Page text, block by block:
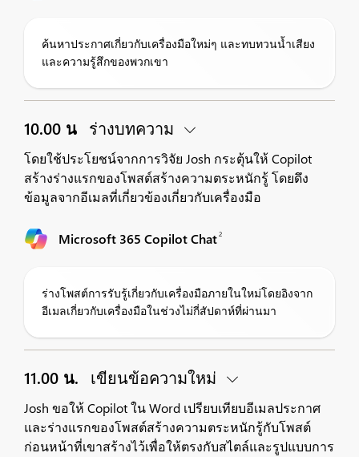
ค้นหาประกาศเกี่ยวกับเครื่องมือใหม่ๆ และทบทวนน้ำเสียง
และความรู้สึกของพวกเขา
10.00 น ร่างบทความ
โดยใช้ประโยชน์จากการวิจัย Josh กระตุ้นให้ Copilot
สร้างร่างแรกของโพสต์สร้างความตระหนักรู้ โดยดึง
ข้อมูลจากอีเมลที่เกี่ยวข้องเกี่ยวกับเครื่องมือ
Microsoft 365 Copilot Chat2
ร่างโพสต์การรับรู้เกี่ยวกับเครื่องมือภายในใหม่โดยอิงจาก
อีเมลเกี่ยวกับเครื่องมือในช่วงไม่กี่สัปดาห์ที่ผ่านมา
11.00 น. เขียนข้อความใหม่
Josh ขอให้ Copilot ใน Word เปรียบเทียบอีเมลประกาศ
และร่างแรกของโพสต์สร้างความตระหนักรู้กับโพสต์
ก่อนหน้าที่เขาสร้างไว้เพื่อให้ตรงกับสไตล์และรูปแบบการ